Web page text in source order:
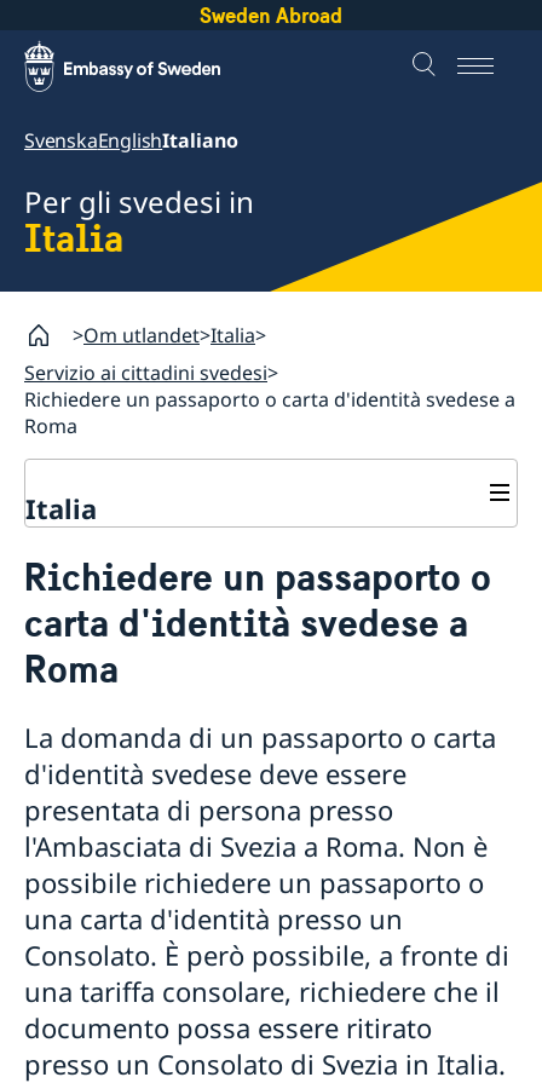
Sweden Abroad
SvenskaEnglishItaliano
Per gli svedesi in
Italia
Om utlandet Italia
Servizio ai cittadini svedesi
Richiedere un passaporto o carta d'identità svedese a
Roma
Italia
Situazione d'emergenza
Perdita del passaporto/carta d'identità
Decesso in Italia
Richiedere un passaporto o carta d'identità
svedese a Roma
Informazioni generali sui passaporti
Checklist per minorenni
Richiedere un passaporto provvisorio
Richiedere un passaporto o carta d’identità presso la
Polizia in Svezia
Registrazione codice identificativo personale
“Samordningsnummer”
Cittadinanza svedese
Cittadino svedese residente in Svezia
Cittadino svedese residente in Italia
Cittadino svedese residente in un terzo paese
Benedizione religiosa dopo celebrazione civile
Certificato di esistenza in vita e Pensione
Diritti Consolari
Richiedere un passaporto o
carta d'identità svedese a
Roma
La domanda di un passaporto o carta
d'identità svedese deve essere
presentata di persona presso
l'Ambasciata di Svezia a Roma. Non è
possibile richiedere un passaporto o
una carta d'identità presso un
Consolato. È però possibile, a fronte di
una tariffa consolare, richiedere che il
documento possa essere ritirato
presso un Consolato di Svezia in Italia.